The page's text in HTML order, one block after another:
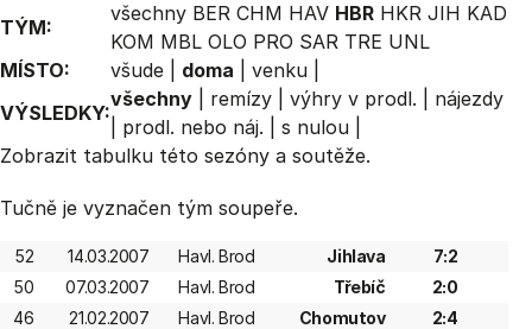
TÝM:
všechny BER CHM HAV HBR HKR JIH KAD
KOM MBL OLO PRO SAR TRE UNL
MÍSTO:
všude doma venku
VÝSLEDKY:
všechny remízy výhry v prodl.
nájezdy
prodl. nebo náj. s nulou
Zobrazit tabulku této sezóny a soutěže.
Tučně je vyznačen tým soupeře.
52 14.03.2007 Havl. Brod Jihlava
7:2
50
07.03.2007 Havl. Brod Třebíč
2:0
46
21.02.2007 Havl. Brod Chomutov
2:4